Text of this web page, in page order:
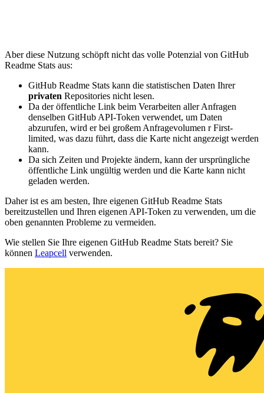
Aber diese Nutzung schöpft nicht das volle Potenzial von GitHub
Readme Stats aus:
GitHub Readme Stats kann die statistischen Daten Ihrer
privaten Repositories nicht lesen.
Da der öffentliche Link beim Verarbeiten aller Anfragen
denselben GitHub API-Token verwendet, um Daten
abzurufen, wird er bei großem Anfragevolumen r First-
limited, was dazu führt, dass die Karte nicht angezeigt werden
kann.
Da sich Zeiten und Projekte ändern, kann der ursprüngliche
öffentliche Link ungültig werden und die Karte kann nicht
geladen werden.
Daher ist es am besten, Ihre eigenen GitHub Readme Stats
bereitzustellen und Ihren eigenen API-Token zu verwenden, um die
oben genannten Probleme zu vermeiden.
Wie stellen Sie Ihre eigenen GitHub Readme Stats bereit? Sie
können Leapcell verwenden.